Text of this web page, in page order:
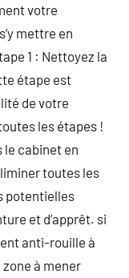
votre
mettre en
1 : Nettoyez la
étape est
de votre
les étapes !
le cabinet en
toutes les
potentielles
et d’apprêt. si
anti-rouille à
zone à mener